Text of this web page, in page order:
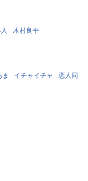
気分かも……」
タはどうしますか?
チュエーションCDで
みください……v
っぱいしたいんだけ
"を切り出してき
木村良平
ま イチャイチャ
恋人同